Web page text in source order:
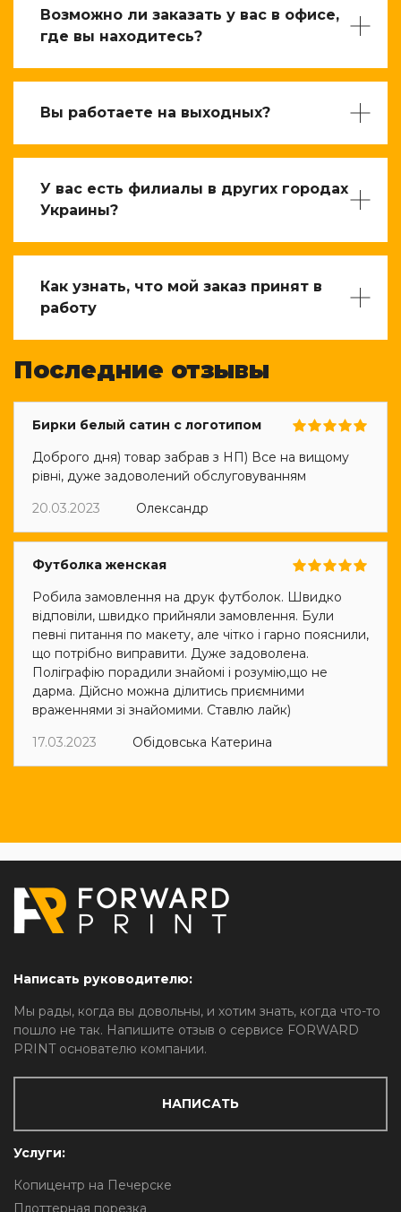
Возможно ли заказать у вас в офисе,
где вы находитесь?
Вы работаете на выходных?
У вас есть филиалы в других городах
Украины?
Как узнать, что мой заказ принят в
работу
Последние отзывы
Бирки белый сатин с логотипом
Доброго дня) товар забрав з НП) Все на вищому
рівні, дуже задоволений обслуговуванням
20.03.2023
Олександр
Футболка женская
Робила замовлення на друк футболок. Швидко
відповіли, швидко прийняли замовлення. Були
певні питання по макету, але чітко і гарно пояснили,
що потрібно виправити. Дуже задоволена.
Поліграфію порадили знайомі і розумію,що не
дарма. Дійсно можна ділитись приємними
враженнями зі знайомими. Ставлю лайк)
17.03.2023
Обідовська Катерина
Написать руководителю:
Мы рады, когда вы довольны, и хотим знать, когда что-то
пошло не так. Напишите отзыв о сервисе FORWARD
PRINT основателю компании.
НАПИСАТЬ
Услуги:
Копицентр на Печерске
Плоттерная порезка